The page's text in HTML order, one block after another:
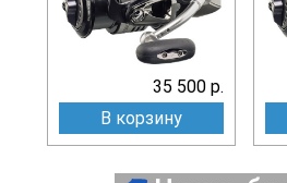
35 500 р.
В корзину